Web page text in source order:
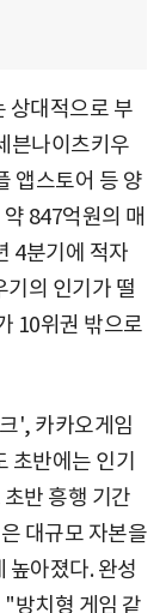
상대적으로 부
븐나이츠키우
앱스토어 등 양
847억원의 매
4분기에 적자
의 인기가 떨
10위권 밖으로
', 카카오게임
초반에는 인기
반 흥행 기간
대규모 자본을
높아졌다. 완성
방치형 게임 같